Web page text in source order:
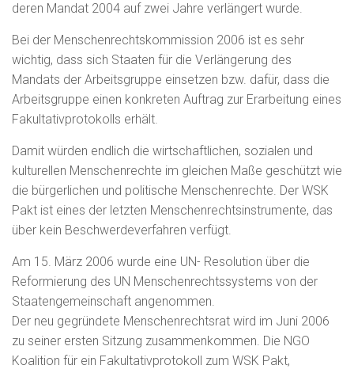
deren Mandat 2004 auf zwei Jahre verlängert wurde.
Bei der Menschenrechtskommission 2006 ist es sehr
wichtig, dass sich Staaten für die Verlängerung des
Mandats der Arbeitsgruppe einsetzen bzw. dafür, dass die
Arbeitsgruppe einen konkreten Auftrag zur Erarbeitung eines
Fakultativprotokolls erhält.
Damit würden endlich die wirtschaftlichen, sozialen und
kulturellen Menschenrechte im gleichen Maße geschützt wie
die bürgerlichen und politische Menschenrechte. Der WSK
Pakt ist eines der letzten Menschenrechtsinstrumente, das
über kein Beschwerdeverfahren verfügt.
Am 15. März 2006 wurde eine UN- Resolution über die
Reformierung des UN Menschenrechtssystems von der
Staatengemeinschaft angenommen.
Der neu gegründete Menschenrechtsrat wird im Juni 2006
zu seiner ersten Sitzung zusammenkommen. Die NGO
Koalition für ein Fakultativprotokoll zum WSK Pakt,